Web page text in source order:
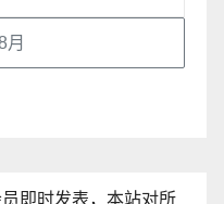
月
即时发表，本站对所